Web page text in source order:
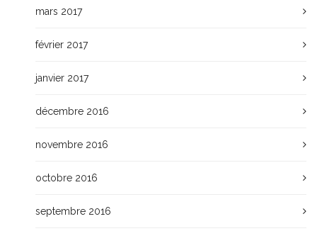
mars 2017
février 2017
janvier 2017
décembre 2016
novembre 2016
octobre 2016
septembre 2016